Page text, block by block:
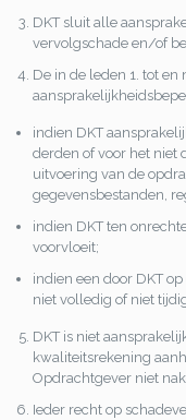
DKT sluit alle
vervolgschade en/of
De in de leden 1. tot
indien DKT
derden of voor het niet
uitvoering van de
gegevensbestanden,
indien DKT ten
voorvloeit;
indien een door DKT
niet volledig of niet
DKT is niet
kwaliteitsrekening
Opdrachtgever niet
Ieder recht op